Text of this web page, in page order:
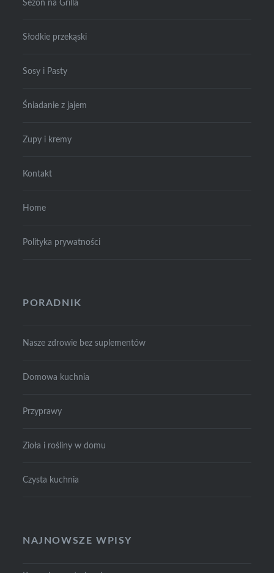
Sezon na Grilla
Słodkie przekąski
Sosy i Pasty
Śniadanie z jajem
Zupy i kremy
Kontakt
Home
Polityka prywatności
PORADNIK
Nasze zdrowie bez suplementów
Domowa kuchnia
Przyprawy
Zioła i rośliny w domu
Czysta kuchnia
NAJNOWSZE WPISY